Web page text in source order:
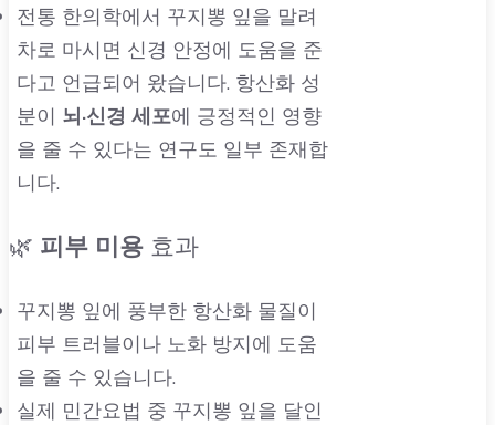
전통 한의학에서 꾸지뽕 잎을 말려
차로 마시면 신경 안정에 도움을 준
다고 언급되어 왔습니다. 항산화 성
분이 뇌·신경 세포에 긍정적인 영향
을 줄 수 있다는 연구도 일부 존재합
니다.
🌿 피부 미용 효과
꾸지뽕 잎에 풍부한 항산화 물질이
피부 트러블이나 노화 방지에 도움
을 줄 수 있습니다.
실제 민간요법 중 꾸지뽕 잎을 달인